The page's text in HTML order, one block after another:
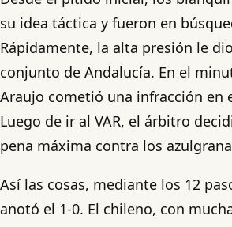
su idea táctica y fueron en
Rápidamente, la alta presión le
conjunto de Andalucía. En el
Araujo cometió una infracción en
Luego de ir al VAR, el árbitro
pena máxima contra los
Así las cosas, mediante los 12
anotó el 1-0. El chileno, con